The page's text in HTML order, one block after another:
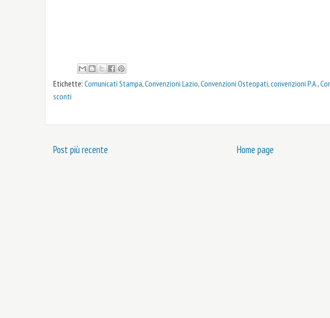
Etichette: Comunicati Stampa,Convenzioni Lazio,Convenzioni Osteopati,convenzioni P.A.,
sconti
Post più recente Home page